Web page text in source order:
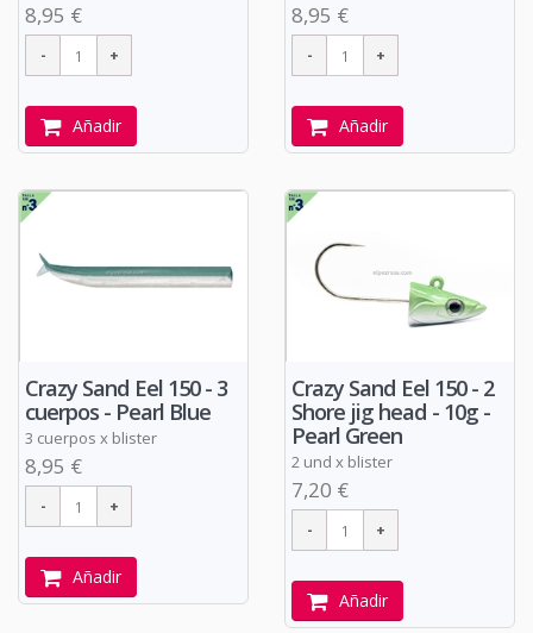
8,95 €
Añadir
8,95 €
Añadir
Crazy Sand Eel 150 - 3
cuerpos - Pearl Blue
3 cuerpos x blister
8,95 €
Añadir
Crazy Sand Eel 150 - 2
Shore jig head - 10g -
Pearl Green
2 und x blister
7,20 €
Añadir